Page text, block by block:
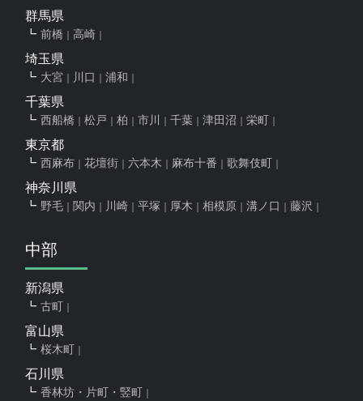
群馬県
前橋 高崎
埼玉県
大宮 川口 浦和
千葉県
西船橋 松戸 柏 市川 千葉 津田沼 栄町
東京都
西麻布 花壇街 六本木 麻布十番 歌舞伎町
神奈川県
野毛 関内 川崎 平塚 厚木 相模原 溝ノ口 藤沢
中部
新潟県
古町
富山県
桜木町
石川県
香林坊・片町・竪町